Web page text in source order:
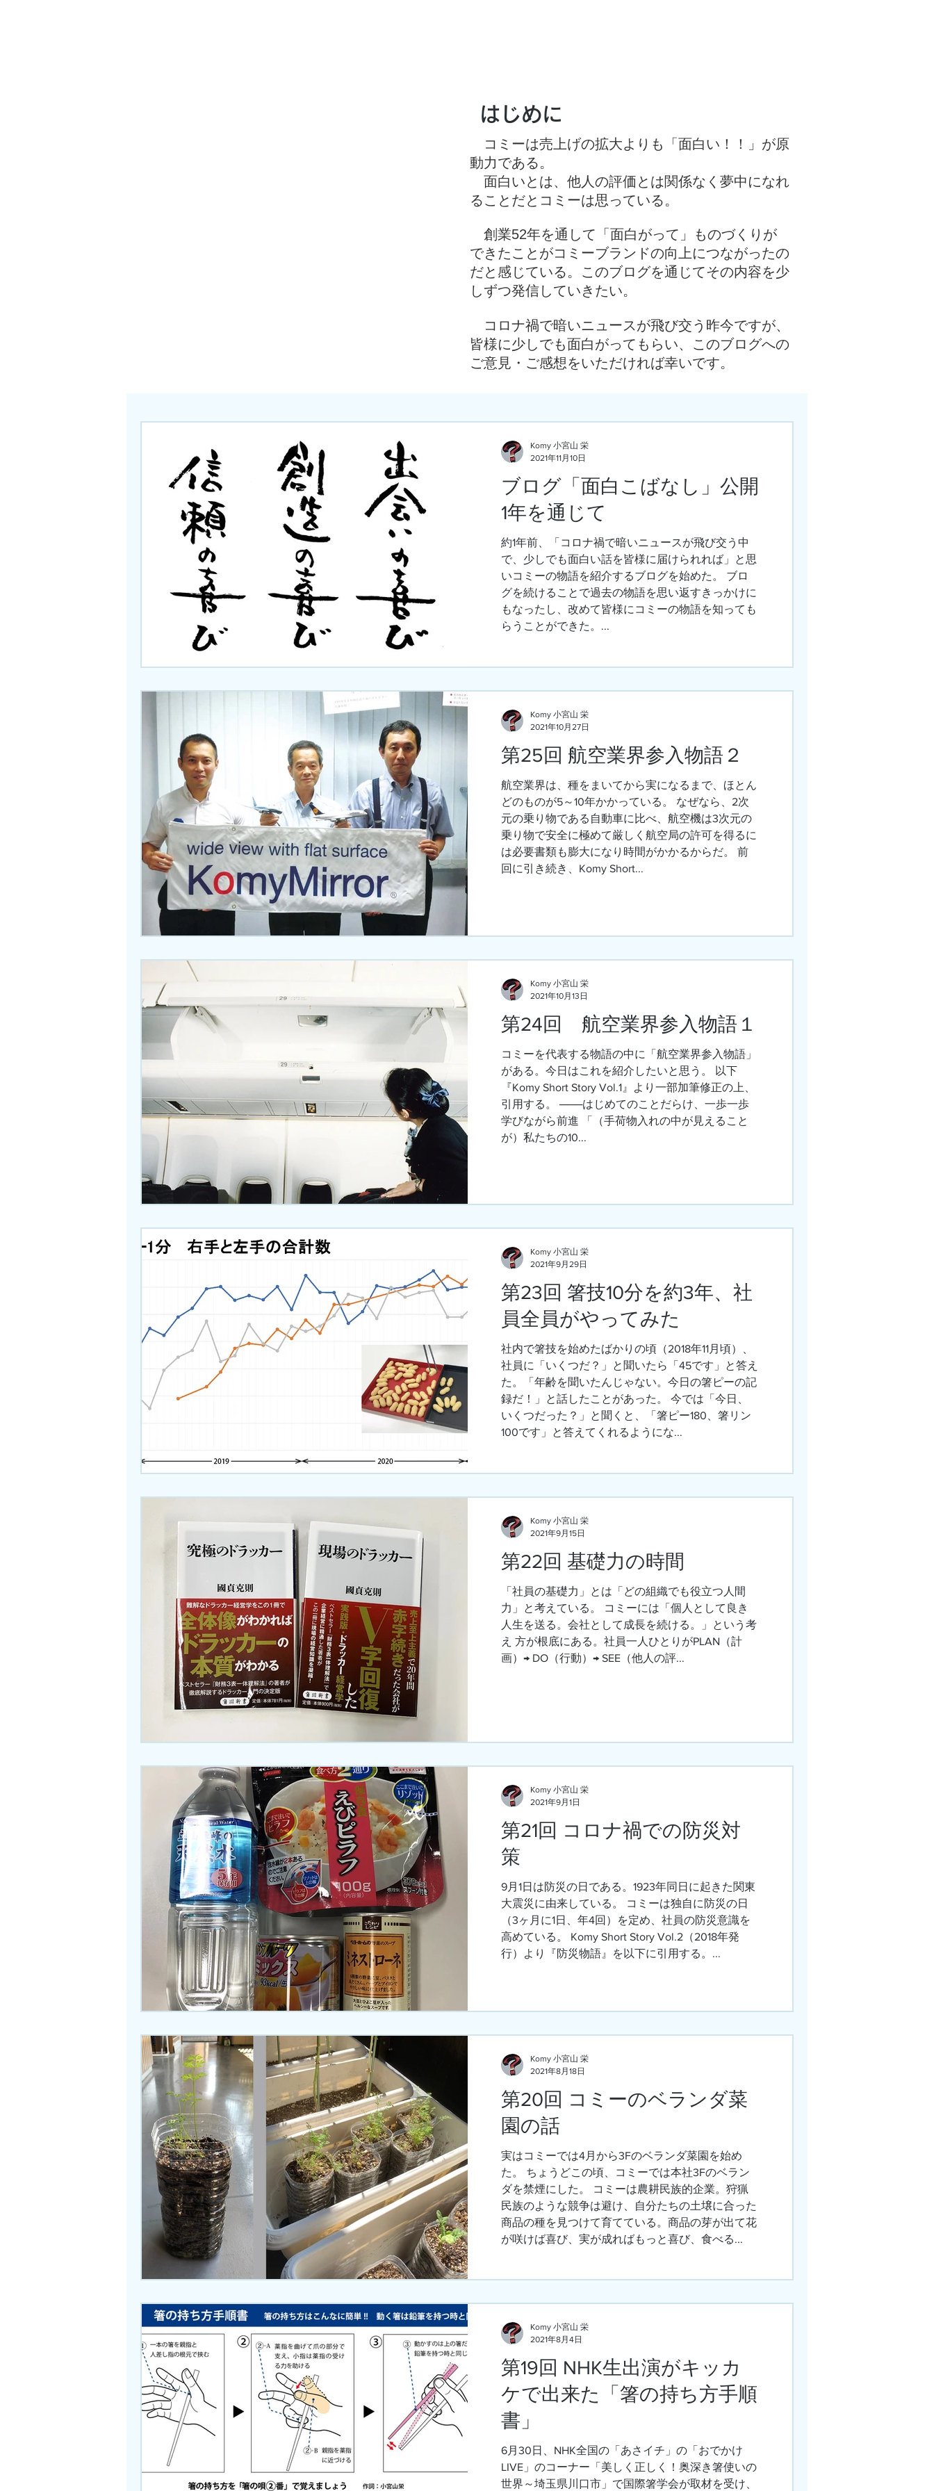
はじめに
コミーは売上げの拡大よりも「面白い！！」が原
動力である。
面白いとは、他人の評価とは関係なく夢中になれ
ることだとコミーは思っている。
創業52年を通して「面白がって」ものづくりが
できたことがコミーブランドの向上につながったの
だと感じている。このブログを通じてその内容を少
しずつ発信していきたい。
コロナ禍で暗いニュースが飛び交う昨今ですが、
皆様に少しでも面白がってもらい、 このブログへの
ご意見・ご感想をいただければ幸いです。
ブログ「面白こばなし」公開
1年を通じて
約1年前、「コロナ禍で暗いニュースが飛び交う中
で、少しでも面白い話を皆様に届けられれば」と思
いコミーの物語を紹介するブログを始めた。 ブロ
グを続けることで過去の物語を思い返すきっかけに
もなったし、改めて皆様にコミーの物語を知っても
らうことができた。...
Komy 小宮山 栄
2021年11月10日
第25回 航空業界参入物語２
航空業界は、種をまいてから実になるまで、ほとん
どのものが5～10年かかっている。 なぜなら、2次
元の乗り物である自動車に比べ、航空機は3次元の
乗り物で安全に極めて厳しく航空局の許可を得るに
は必要書類も膨大になり時間がかかるからだ。 前
回に引き続き、Komy Short...
Komy 小宮山 栄
2021年10月27日
第24回 航空業界参入物語１
コミーを代表する物語の中に「航空業界参入物語」
がある。今日はこれを紹介したいと思う。 以下
『Komy Short Story Vol.1』より一部加筆修正の上、
引用する。 ───はじめてのことだらけ、一歩一歩
学びながら前進 「（手荷物入れの中が見えること
が）私たちの10...
Komy 小宮山 栄
2021年10月13日
第23回 箸技10分を約3年、社
員全員がやってみた
社内で箸技を始めたばかりの頃（2018年11月頃）、
社員に「いくつだ？」と聞いたら「45です」と答え
た。「年齢を聞いたんじゃない。今日の箸ピーの記
録だ！」と話したことがあった。 今では「今日、
いくつだった？」と聞くと、「箸ピー180、箸リン
100です」と答えてくれるようにな...
Komy 小宮山 栄
2021年9月29日
第22回 基礎力の時間
「社員の基礎力」とは「どの組織でも役立つ人間
力」と考えている。 コミーには「個人として良き
人生を送る。会社として成長を続ける。」という考
え 方が根底にある。社員一人ひとりがPLAN（計
画）→ DO（行動）→ SEE（他人の評...
Komy 小宮山 栄
2021年9月15日
第21回 コロナ禍での防災対
策
9月1日は防災の日である。1923年同日に起きた関東
大震災に由来している。 コミーは独自に防災の日
（3ヶ月に1日、年4回）を定め、社員の防災意識を
高めている。 Komy Short Story Vol.2（2018年発
行）より『防災物語』を以下に引用する。...
Komy 小宮山 栄
2021年9月1日
第20回 コミーのベランダ菜
園の話
実はコミーでは4月から3Fのベランダ菜園を始め
た。 ちょうどこの頃、コミーでは本社3Fのベラン
ダを禁煙にした。 コミーは農耕民族的企業。狩猟
民族のような競争は避け、自分たちの土壌に合った
商品の種を見つけて育てている。商品の芽が出て花
が咲けば喜び、実が成ればもっと喜び、食べる...
Komy 小宮山 栄
2021年8月18日
第19回 NHK生出演がキッカ
ケで出来た「箸の持ち方手順
書」
6月30日、NHK全国の「あさイチ」の「おでかけ
LIVE」のコーナー「美しく正しく！奥深き箸使いの
世界～埼玉県川口市」で国際箸学会が取材を受け、
Komy 小宮山 栄
2021年8月4日